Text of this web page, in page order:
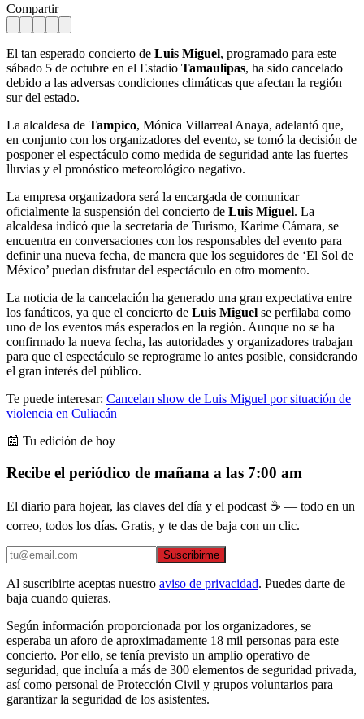
Compartir
El tan esperado concierto de Luis Miguel, programado para este
sábado 5 de octubre en el Estadio Tamaulipas, ha sido cancelado
debido a las adversas condiciones climáticas que afectan la región
sur del estado.
La alcaldesa de Tampico, Mónica Villarreal Anaya, adelantó que,
en conjunto con los organizadores del evento, se tomó la decisión de
posponer el espectáculo como medida de seguridad ante las fuertes
lluvias y el pronóstico meteorológico negativo.
La empresa organizadora será la encargada de comunicar
oficialmente la suspensión del concierto de Luis Miguel. La
alcaldesa indicó que la secretaria de Turismo, Karime Cámara, se
encuentra en conversaciones con los responsables del evento para
definir una nueva fecha, de manera que los seguidores de ‘El Sol de
México’ puedan disfrutar del espectáculo en otro momento.
La noticia de la cancelación ha generado una gran expectativa entre
los fanáticos, ya que el concierto de Luis Miguel se perfilaba como
uno de los eventos más esperados en la región. Aunque no se ha
confirmado la nueva fecha, las autoridades y organizadores trabajan
para que el espectáculo se reprograme lo antes posible, considerando
el gran interés del público.
Te puede interesar: Cancelan show de Luis Miguel por situación de
violencia en Culiacán
📰 Tu edición de hoy
Recibe el periódico de mañana a las 7:00 am
El diario para hojear, las claves del día y el podcast ☕ — todo en un
correo, todos los días. Gratis, y te das de baja con un clic.
Suscribirme
Al suscribirte aceptas nuestro aviso de privacidad. Puedes darte de
baja cuando quieras.
Según información proporcionada por los organizadores, se
esperaba un aforo de aproximadamente 18 mil personas para este
concierto. Por ello, se tenía previsto un amplio operativo de
seguridad, que incluía a más de 300 elementos de seguridad privada,
así como personal de Protección Civil y grupos voluntarios para
garantizar la seguridad de los asistentes.